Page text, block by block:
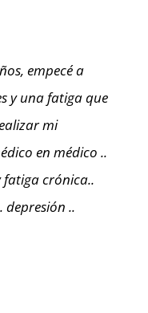
empecé a
y una fatiga que
mi
en médico ..
crónica..
depresión ..